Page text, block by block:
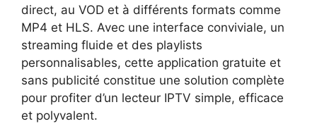
direct, au VOD et à différents formats comme
MP4 et HLS. Avec une interface conviviale, un
streaming fluide et des playlists
personnalisables, cette application gratuite et
sans publicité constitue une solution complète
pour profiter d’un lecteur IPTV simple, efficace
et polyvalent.